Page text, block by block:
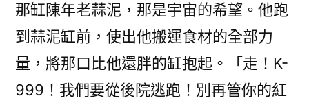
那缸陳年老蒜泥，那是宇宙的希望。他跑
到蒜泥缸前，使出他搬運食材的全部力
量，將那口比他還胖的缸抱起。「走！K-
999！我們要從後院逃跑！別再管你的紅